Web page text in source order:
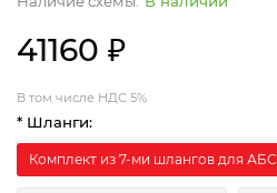
41160 ₽
В том числе НДС 5%
* Шланги:
Комплект из 7-ми шлангов для АБС